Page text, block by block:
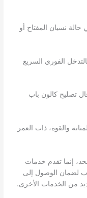
نسيان المفتاح أو
الفوري السريع
تصليح كالون باب
والقوة، ذات العمر
إنما تقدم خدمات
لضمان الوصول إلى
من الخدمات الأخرى.